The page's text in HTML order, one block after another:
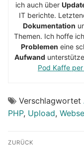
ich auch über
IT berichte.
Dokumentation
Themen. Ich hoffe
Problemen eine
Aufwand
Pod Kaffe
Verschlagwortet
PHP, Upload,
ZURÜCK